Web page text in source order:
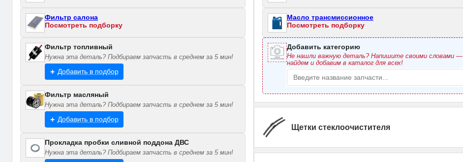
Фильтр салона
Посмотреть подборку
Фильтр топливный
Нужна эта деталь? Подбираем запчасть в среднем за 5 мин!
Добавить в подбор
Фильтр масляный
Нужна эта деталь? Подбираем запчасть в среднем за 5 мин!
Добавить в подбор
Прокладка пробки сливной поддона ДВС
Нужна эта деталь? Подбираем запчасть в среднем за 5 мин!
Масло трансмиссионное
Посмотреть подборку
Добавить категорию
Не нашли важную деталь? Напишите своими словами —
найдем и добавим в каталог для всех!
Щетки стеклоочистителя